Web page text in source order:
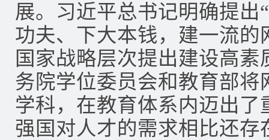
展。习近平总书记明确提出
功夫、下大本钱，建一流的
国家战略层次提出建设高
务院学位委员会和教育部
学科，在教育体系内迈出
强国对人才的需求相比还存